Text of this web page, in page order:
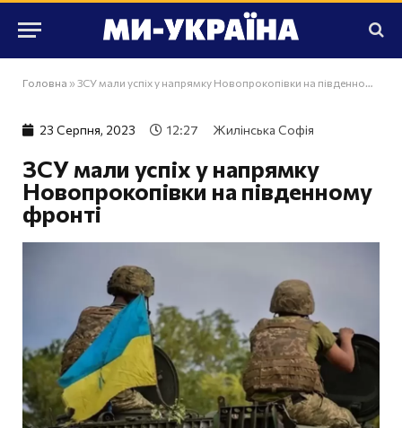
Головна » ЗСУ мали успіх у напрямку Новопрокопівки на південному фронті
23 Серпня, 2023 12:27 Жилінська Софія
ЗСУ мали успіх у напрямку
Новопрокопівки на південному
фронті